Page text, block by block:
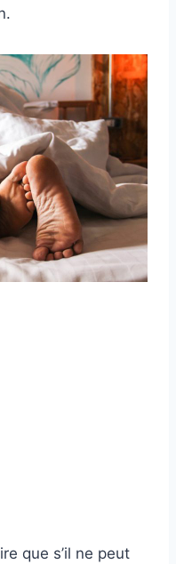
que s’il ne peut